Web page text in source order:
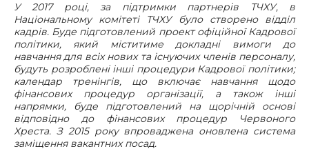
У 2017 році, за підтримки партнерів ТЧХУ, в
Національному комітеті ТЧХУ було створено відділ
кадрів. Буде підготовлений проект офіційної Кадрової
політики, який міститиме докладні вимоги до
навчання для всіх нових та існуючих членів персоналу,
будуть розроблені інші процедури Кадрової політики;
календар тренінгів, що включає навчання щодо
фінансових процедур організації, а також інші
напрямки, буде підготовлений на щорічній основі
відповідно до фінансових процедур Червоного
Хреста. З 2015 року впроваджена оновлена система
заміщення вакантних посад.